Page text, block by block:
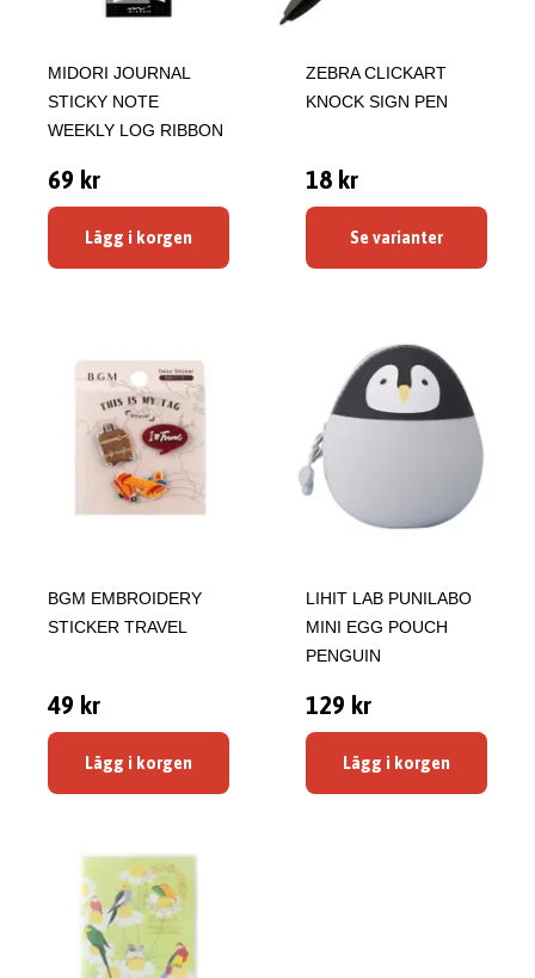
MIDORI JOURNAL
STICKY NOTE
WEEKLY LOG RIBBON
69 kr
Lägg i korgen
ZEBRA CLICKART
KNOCK SIGN PEN
18 kr
Se varianter
BGM EMBROIDERY
STICKER TRAVEL
49 kr
Lägg i korgen
LIHIT LAB PUNILABO
MINI EGG POUCH
PENGUIN
129 kr
Lägg i korgen